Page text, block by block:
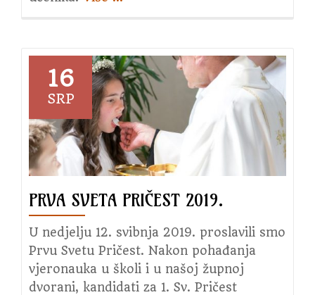
Prvu
Svetu
Pričest
16
SRP
PRVA SVETA PRIČEST 2019.
U nedjelju 12. svibnja 2019. proslavili smo
Prvu Svetu Pričest. Nakon pohađanja
vjeronauka u školi i u našoj župnoj
dvorani, kandidati za 1. Sv. Pričest